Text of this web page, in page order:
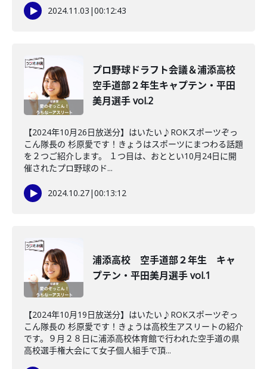
2024.11.03 |00:12:43
プロ野球ドラフト会議＆浦添高校
空手道部２年生キャプテン・平田
美月選手 vol.2
【2024年10月26日放送分】はいたい♪ROKスポーツぞっ
こん隊長の 杉原愛です！きょうはスポーツにまつわる話題
を２つご紹介します。 １つ目は、おととい10月24日に開
催されたプロ野球のド...
2024.10.27|00:13:12
浦添高校 空手道部２年生 キャ
プテン・平田美月選手 vol.1
【2024年10月19日放送分】はいたい♪ROKスポーツぞっ
こん隊長の 杉原愛です！きょうは高校生アスリートの紹介
です。９月２８日に浦添高校体育館で行われた空手道の県
高校選手権大会にて女子個人組手で頂...